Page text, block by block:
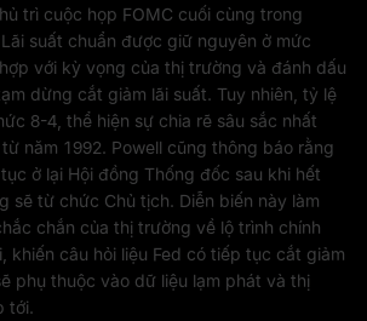
trì cuộc họp FOMC cuối cùng trong
suất chuẩn được giữ nguyên ở mức
với kỳ vọng của thị trường và đánh dấu
dừng cắt giảm lãi suất. Tuy nhiên, tỷ lệ
8-4, thể hiện sự chia rẽ sâu sắc nhất
năm 1992. Powell cũng thông báo rằng
ở lại Hội đồng Thống đốc sau khi hết
sẽ từ chức Chủ tịch. Diễn biến này làm
chắn của thị trường về lộ trình chính
khiến câu hỏi liệu Fed có tiếp tục cắt giảm
phụ thuộc vào dữ liệu lạm phát và thị
tới.